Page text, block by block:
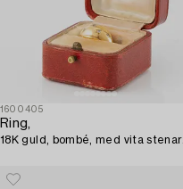
1600405
Ring,
18K guld, bombé, med vita stenar.